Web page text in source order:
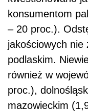
konsumentom
– 20 proc.).
jakościowych nie
podlaskim.
również w
proc.),
mazowieckim